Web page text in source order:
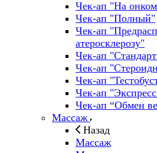
Чек-ап "На
Чек-ап "Полный"
Чек-ап
атеросклерозу"
Чек-ап
Чек-ап
Чек-ап
Чек-ап
Чек-ап “Обмен
Массаж
Назад
Массаж